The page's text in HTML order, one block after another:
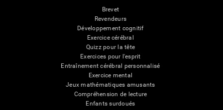
Brevet
Revendeurs
Développement cognitif
Exercice cérébral
Quizz pour la tête
Exercices pour l'esprit
Entraînement cérébral personnalisé
Exercice mental
Jeux mathématiques amusants
Compréhension de lecture
Enfants surdoués